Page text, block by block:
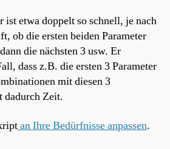
etwa doppelt so schnell, je nach
ob die ersten beiden Parameter
die nächsten 3 usw. Er
dass z.B. die ersten 3 Parameter
mit diesen 3
dadurch Zeit.
an Ihre Bedürfnisse anpassen.